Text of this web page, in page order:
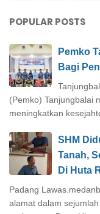
POPULAR POSTS
Pemko
Bagi
(Pemko) Tanjungbalai
meningkatkan
SHM
Tanah,
Di Huta
Padang
alamat dalam